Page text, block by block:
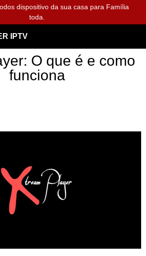
dispositivo da sua casa para Família
toda.
IPTV
O que é e como
funciona